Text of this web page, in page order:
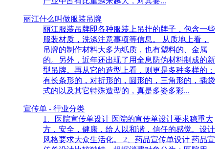
丽江什么叫做服装吊牌
丽江服装吊牌即各种服装上吊挂的牌子，包含一些
服装材质，洗涤注意事项等信息。 从质地上看，
吊牌的制作材料大多为纸质，也有塑料的、金属
的。另外，近年还出现了用全息防伪材料制成的新
型吊牌。再从它的造型上看，则更是多种多样的：
有长条形的，对折形的，圆形的，三角形的，插袋
式的以及其它特殊造型的，真是多姿多彩...
宣传单 - 行业分类
1、医院宣传单设计 医院的宣传单设计要求稳重大
方，安全，健康，给人以和谐，信任的感觉。设计
风格要求大众生活化。 2、药品宣传单设计 药品宣